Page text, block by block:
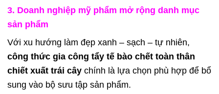
3. Doanh nghiệp mỹ phẩm mở rộng danh mục
sản phẩm
Với xu hướng làm đẹp xanh – sạch – tự nhiên,
công thức gia công tẩy tế bào chết toàn thân
chiết xuất trái cây chính là lựa chọn phù hợp để bổ
sung vào bộ sưu tập sản phẩm.